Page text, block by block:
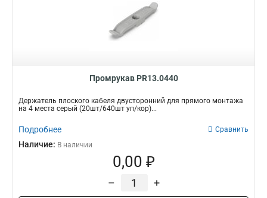
Промрукав PR13.0440
Держатель плоского кабеля двусторонний для прямого монтажа
на 4 места серый (20шт/640шт уп/кор)...
Подробнее Сравнить
Наличие: В наличии
0,00 ₽
– +